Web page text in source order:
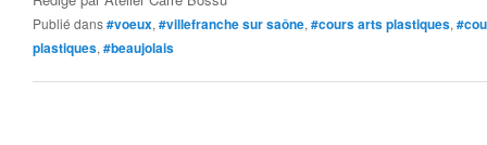
Publié dans#voeux, #villefranche sur saône, #cours arts plastiques,
plastiques, #beaujolais